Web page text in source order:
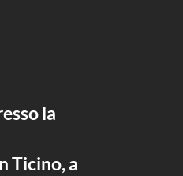
la
Ticino, a